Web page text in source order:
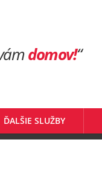
domov!“
ĎALŠIE SLUŽBY